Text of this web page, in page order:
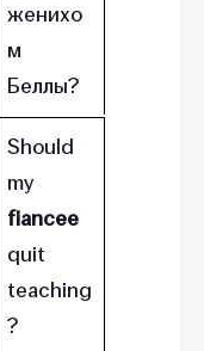
женихо
м
Беллы?
Should
my
fiancee
quit
teaching
?